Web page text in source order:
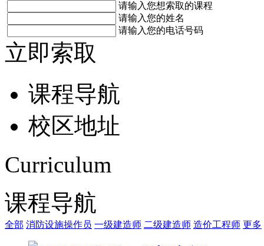
请输入您想索取的课程
请输入您的姓名
请输入您的电话号码
立即索取
课程导航
校区地址
Curriculum
课程导航
全部 消防设施操作员 一级建造师 二级建造师 造价工程师 更多